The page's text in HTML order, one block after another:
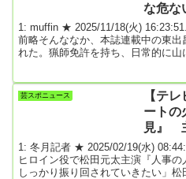
な危な
1: muffin ★ 2025/11/18(火)
前略そんななか、本誌連載中の東出
れた。猟師免許を持ち、日常的に
クマにまつわるニュースが飛び込
マについて取材させて下さい」と、
芸スポニュース
【テ
ートの
見』
元太、
定！
1: 冬月記者 ★ 2025/02/19(水)
ヒロイン役で松田元太主演『人事
しっかり振り回されていきたい」松